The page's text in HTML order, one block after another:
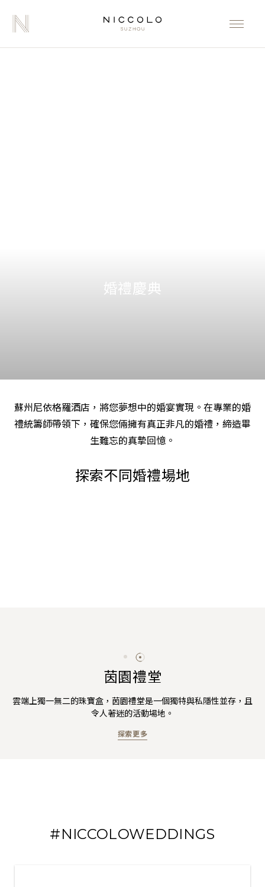
婚禮慶典
蘇州尼依格羅酒店，將您夢想中的婚宴實現。在專業的婚
禮統籌師帶領下，確保您倆擁有真正非凡的婚禮，締造畢
生難忘的真摯回憶。
探索不同婚禮場地
茵園禮堂
雲端上獨一無二的珠寶盒，茵園禮堂是一個獨特與私隱性並存，且
令人著迷的活動場地。
探索更多
#NICCOLOWEDDINGS